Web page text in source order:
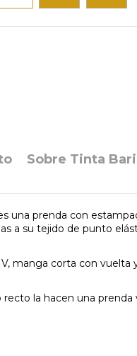
Sobre Tinta
una prenda con
a su tejido de punto
manga corta con vuelta
la hacen una prenda